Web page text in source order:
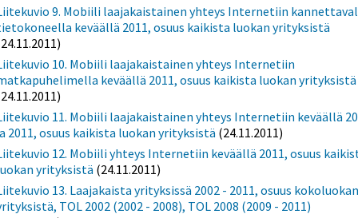
9. Mobiili laajakaistainen yhteys Internetiin
keväällä 2011, osuus kaikista luokan yrityksistä
10. Mobiili laajakaistainen yhteys Internetiin
keväällä 2011, osuus kaikista luokan yrityksistä
11. Mobiili laajakaistainen yhteys Internetiin keväällä
2011, osuus kaikista luokan yrityksistä (24.11.2011)
12. Mobiili yhteys Internetiin keväällä 2011, osuus
yrityksistä (24.11.2011)
13. Laajakaista yrityksissä 2002 - 2011, osuus kokoluokan
TOL 2002 (2002 - 2008), TOL 2008 (2009 - 2011)